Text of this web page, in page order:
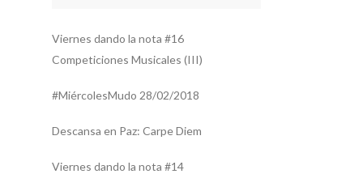
Viernes dando la nota #16
Competiciones Musicales (III)
#MiércolesMudo 28/02/2018
Descansa en Paz: Carpe Diem
Viernes dando la nota #14